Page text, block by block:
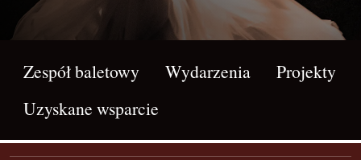
Zespół baletowy Wydarzenia
Projekty
Uzyskane wsparcie